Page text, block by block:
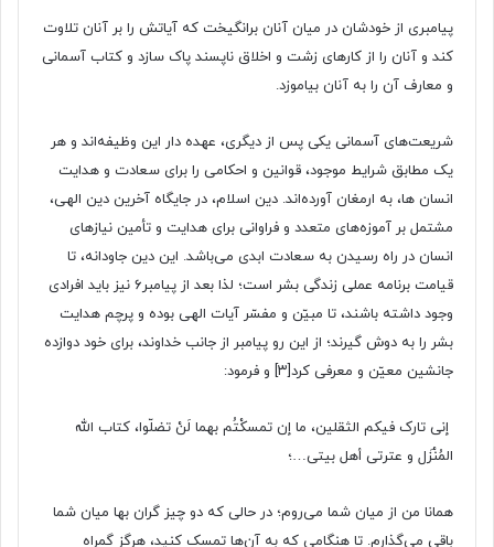
پیامبری از خودشان در میان آنان برانگیخت که آیاتش را بر آنان تلاوت
کند و آنان را از کارهای زشت و اخلاق ناپسند پاک سازد و کتاب آسمانی
و معارف آن را به آنان بیاموزد.
شریعت‌های آسمانی یکی پس از دیگری، عهده دار این وظیفه‌اند و هر
یک مطابق شرایط موجود، قوانین و احکامی را برای سعادت و هدایت
انسان ها، به ارمغان آورده‌اند. دین اسلام، در جایگاه آخرین دین الهی،
مشتمل بر آموزه‌های متعدد و فراوانی برای هدایت و تأمین نیازهای
انسان در راه رسیدن به سعادت ابدی می‌باشد. این دین جاودانه، تا
قیامت برنامه عملی زندگی بشر است؛ لذا بعد از پیامبر۶ نیز باید افرادی
وجود داشته باشند، تا مبیّن و مفسّر آیات الهی بوده و پرچم هدایت
بشر را به دوش گیرند؛ از این رو پیامبر از جانب خداوند، برای خود دوازده
جانشین معیّن و معرفی کرد[۳] و فرمود:
إنی تارک فیکم الثقلین، ما إن تمسکْتُم بهما لَنْ تضلّوا، کتاب الله
المُنْزَل و عترتی أهل بیتی…‌؛
همانا من از میان شما می‌روم؛ در حالی که دو چیز گران بها میان شما
باقی می‌گذارم. تا هنگامی که به آن‌ها تمسک کنید، هرگز گمراه